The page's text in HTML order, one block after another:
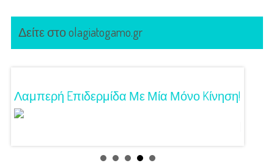
Δείτε στο olagiatogamo.gr
Λαμπερή Eπιδερμίδα Με Μία Μόνο Kίνηση!